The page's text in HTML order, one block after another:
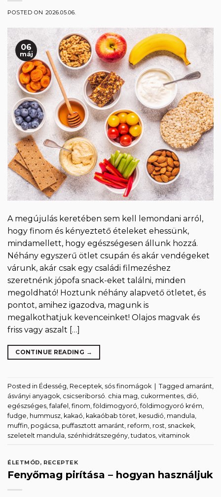
POSTED ON 2026.05.06.
06
máj
A megújulás keretében sem kell lemondani arról,
hogy finom és kényeztető ételeket ehessünk,
mindamellett, hogy egészségesen állunk hozzá.
Néhány egyszerű ötlet csupán és akár vendégeket
várunk, akár csak egy családi filmezéshez
szeretnénk jópofa snack-eket találni, minden
megoldható! Hoztunk néhány alapvető ötletet, és
pontot, amihez igazodva, magunk is
megalkothatjuk kevenceinket! Olajos magvak és
friss vagy aszalt […]
CONTINUE READING →
Posted in Édesség Receptek sós finomágok | Tagged amaránt
ásványi anyagok csicseriborsó. chia mag cukormentes dió
egészséges ,falafel finom ,földimogyoró ,földimogyoró krém
fudge hummusz kakaó kakaóbab töret kesudió mandula
muffin pogácsa puffasztott amaránt reform rost snackek
szeletelt mandula szénhidrátszegény ,tudatos vitaminok
ÉLETMÓD, RECEPTEK
Fenyőmag pirítása – hogyan használjuk